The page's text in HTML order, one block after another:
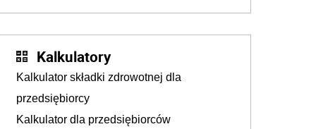
Kalkulatory
Kalkulator składki zdrowotnej dla
przedsiębiorcy
Kalkulator dla przedsiębiorców